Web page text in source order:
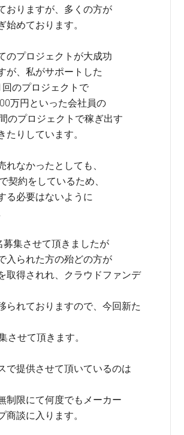
おりますが、多くの方が
始めております。
のプロジェクトが大成功
が、私がサポートした
のプロジェクトで
万円といった会社員の
のプロジェクトで稼ぎ出す
たりしています。
れなかったとしても、
契約をしているため、
る必要はないように
募集させて頂きましたが
入られた方の殆どの方が
取得されれ、クラウドファンデ
られておりますので、今回新た
させて頂きます。
で提供させて頂いているのは
制限にて何度でもメーカー
商談に入ります。